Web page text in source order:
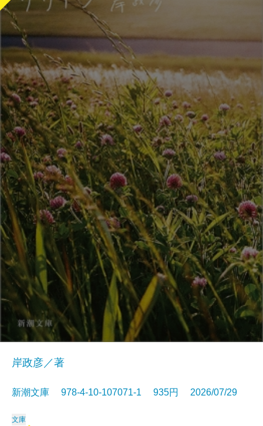
岸政彦／著
新潮文庫 978-4-10-107071-1 935円 2026/07/29
文庫